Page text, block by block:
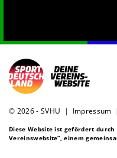
© 2026 - SVHU | Impressum
Diese Website ist gefördert durch
Vereinswebsite”, einem